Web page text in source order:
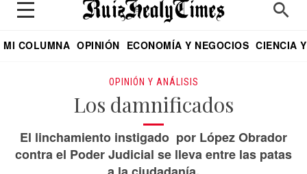
MI COLUMNA OPINIÓN ECONOMÍA Y NEGOCIOS CIENCIA
OPINIÓN Y ANÁLISIS
Los damnificados
El linchamiento instigado por López Obrador
contra el Poder Judicial se lleva entre las patas